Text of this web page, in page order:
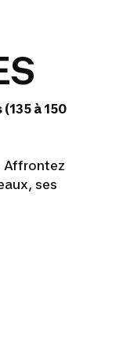
à 150
Affrontez
ses